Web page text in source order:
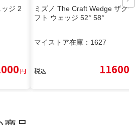
ジ 2
円
ミズノ The Craft Wedge ザクラ
フト ウェッジ 52° 58°
マイストア在庫： 1627
税込 11600